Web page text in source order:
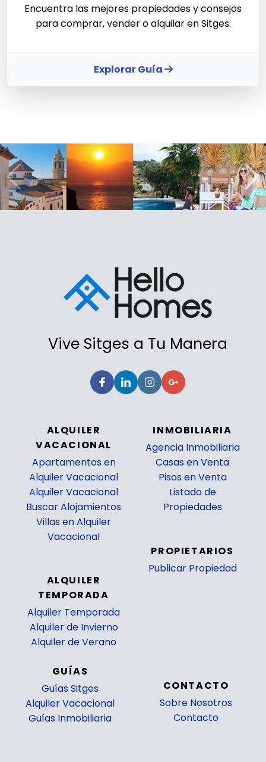
Encuentra las mejores propiedades y consejos
para comprar, vender o alquilar en Sitges.
Explorar Guía
Vive Sitges a Tu Manera
ALQUILER
VACACIONAL
Apartamentos en
Alquiler Vacacional
Alquiler Vacacional
Buscar Alojamientos
Villas en Alquiler
Vacacional
ALQUILER
TEMPORADA
Alquiler Temporada
Alquiler de Invierno
Alquiler de Verano
INMOBILIARIA
Agencia Inmobiliaria
Casas en Venta
Pisos en Venta
Listado de
Propiedades
PROPIETARIOS
Publicar Propiedad
GUÍAS
Guías Sitges
Alquiler Vacacional
Guías Inmobiliaria
CONTACTO
Sobre Nosotros
Contacto